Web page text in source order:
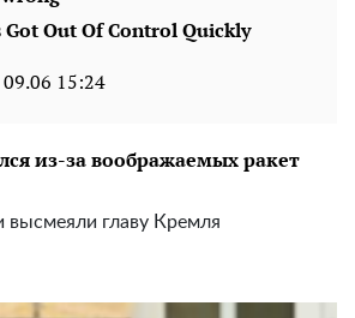
09.06 15:24
из-за воображаемых ракет
высмеяли главу Кремля